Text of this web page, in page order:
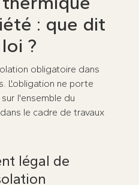
: que dit
?
obligatoire dans
L'obligation ne porte
l'ensemble du
le cadre de travaux
légal de